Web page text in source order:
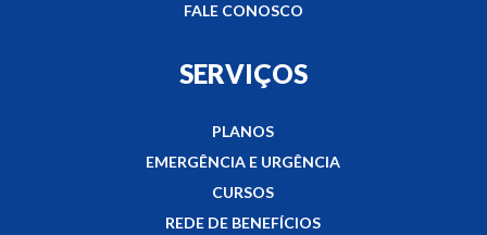
FALE CONOSCO
SERVIÇOS
PLANOS
EMERGÊNCIA E URGÊNCIA
CURSOS
REDE DE BENEFÍCIOS